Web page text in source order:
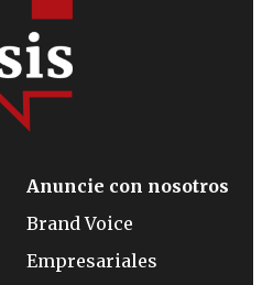
Anuncie con nosotros
Brand Voice
Empresariales